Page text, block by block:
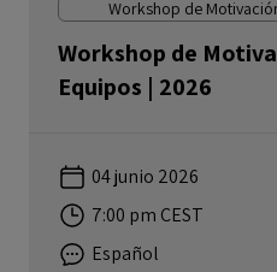
Workshop de
Workshop de
Equipos | 2026
04 junio 2026
7:00 pm CEST
Español